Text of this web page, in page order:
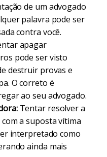
de um advogado
palavra pode ser
contra você.
apagar
pode ser visto
destruir provas e
O correto é
ao seu advogado.
Tentar resolver a
a suposta vítima
interpretado como
ainda mais